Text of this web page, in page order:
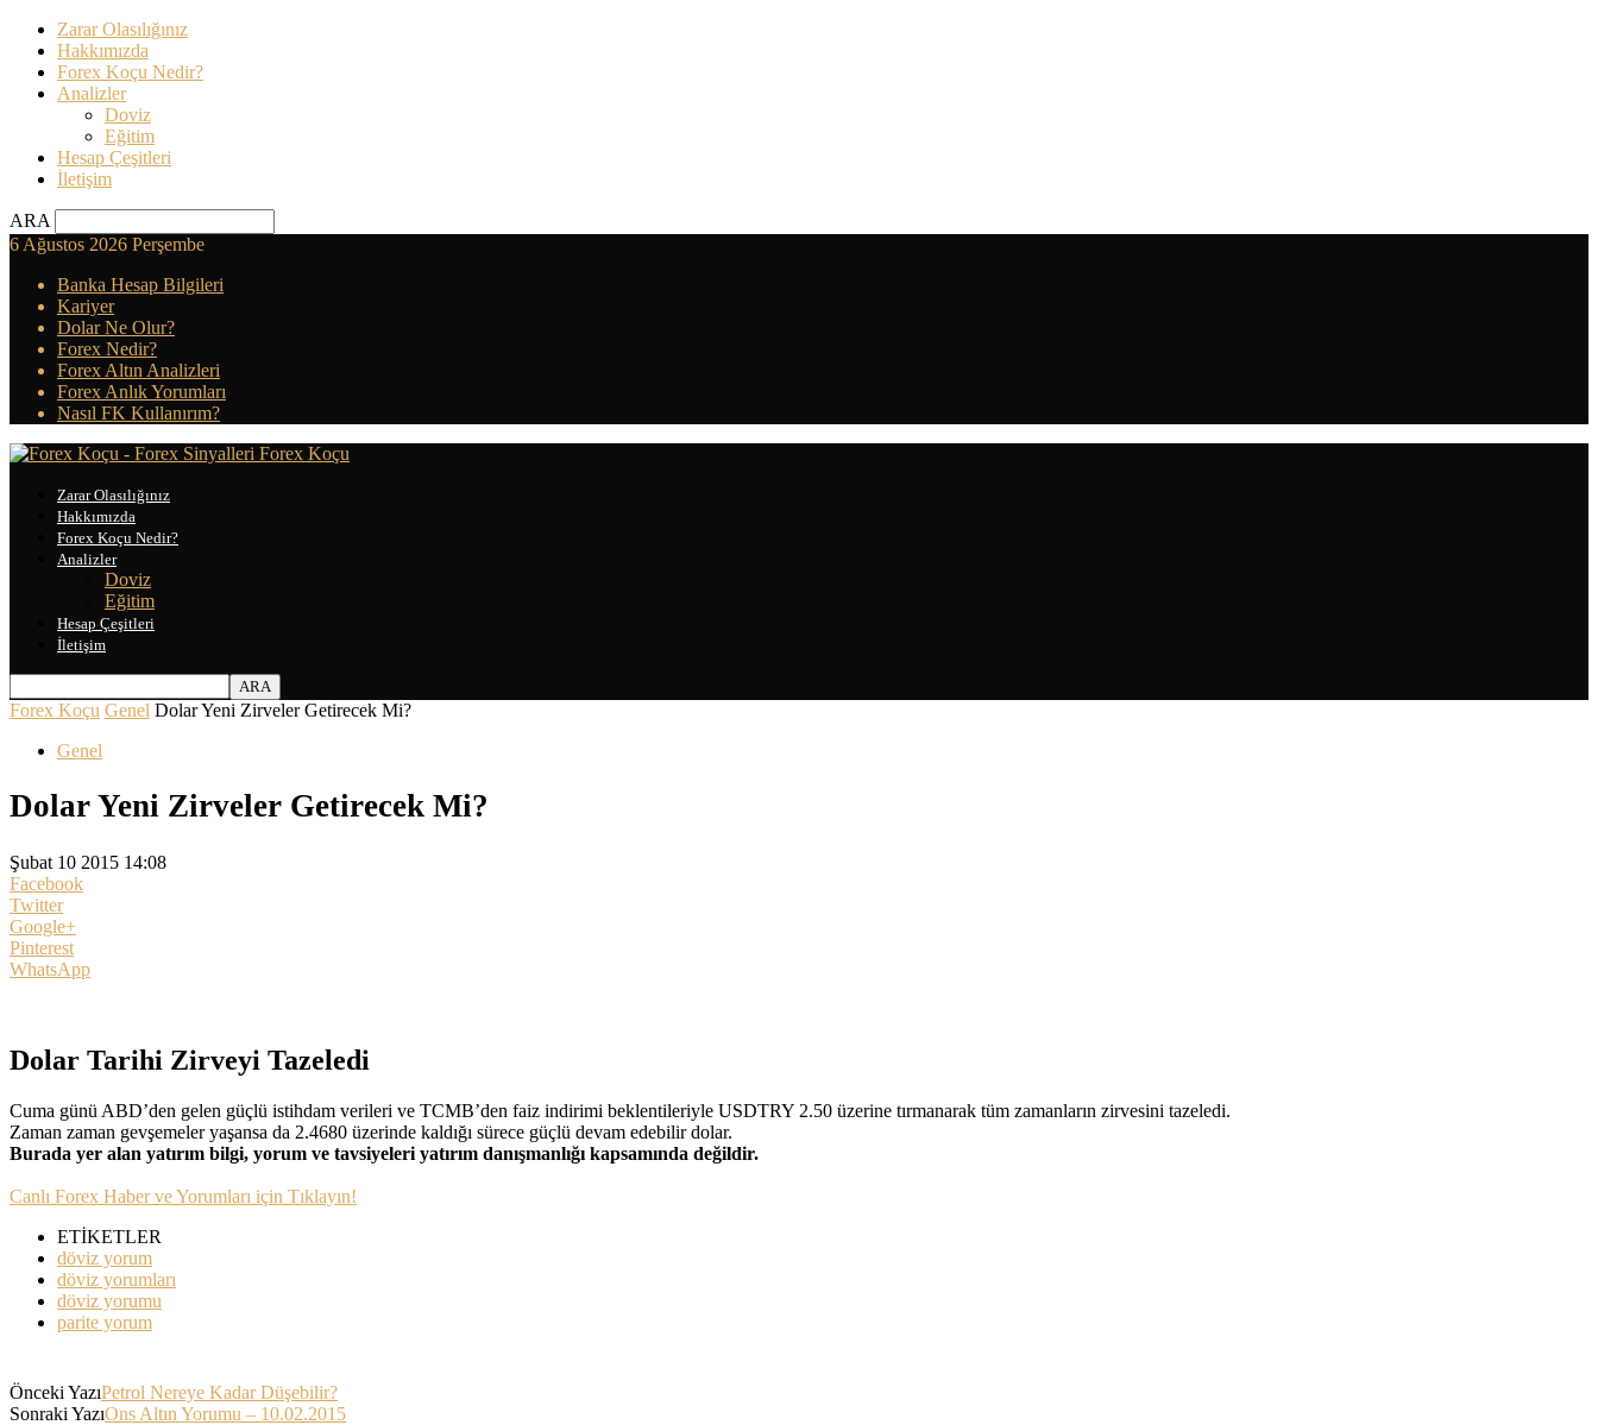
Zarar Olasılığınız
Hakkımızda
Forex Koçu Nedir?
Analizler
Doviz
Eğitim
Hesap Çeşitleri
İletişim
ARA
6 Ağustos 2026 Perşembe
Banka Hesap Bilgileri
Kariyer
Dolar Ne Olur?
Forex Nedir?
Forex Altın Analizleri
Forex Anlık Yorumları
Nasıl FK Kullanırım?
Forex Koçu
Zarar Olasılığınız
Hakkımızda
Forex Koçu Nedir?
Analizler
Doviz
Eğitim
Hesap Çeşitleri
İletişim
Forex Koçu Genel Dolar Yeni Zirveler Getirecek Mi?
Genel
Dolar Yeni Zirveler Getirecek Mi?
Şubat 10 2015 14:08
Facebook
Twitter
Google+
Pinterest
WhatsApp
Dolar Tarihi Zirveyi Tazeledi
Cuma günü ABD’den gelen güçlü istihdam verileri ve TCMB’den faiz indirimi beklentileriyle USDTRY 2.50 üzerine tırmanarak tüm zamanların zirvesini tazeledi.
Zaman zaman gevşemeler yaşansa da 2.4680 üzerinde kaldığı sürece güçlü devam edebilir dolar.
Burada yer alan yatırım bilgi, yorum ve tavsiyeleri yatırım danışmanlığı kapsamında değildir.
Canlı Forex Haber ve Yorumları için Tıklayın!
ETİKETLER
döviz yorum
döviz yorumları
döviz yorumu
parite yorum
Önceki YazıPetrol Nereye Kadar Düşebilir?
Sonraki YazıOns Altın Yorumu – 10.02.2015